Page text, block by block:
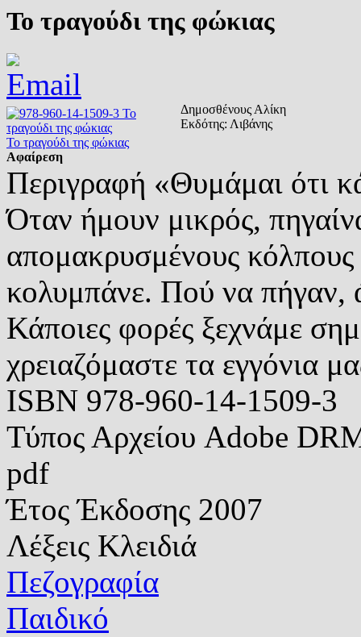
Το τραγούδι της φώκιας
Το τραγούδι της φώκιας
Αφαίρεση
Δημοσθένους Αλίκη
Εκδότης:Λιβάνης
Περιγραφή «Θυμάμαι ότι
Όταν ήμουν μικρός,
απομακρυσμένους κόλπους
κολυμπάνε. Πού να πήγαν,
Κάποιες φορές ξεχνάμε
χρειαζόμαστε τα εγγόνια
ISBN 978-960-14-1509-3
Τύπος Αρχείου Adobe
pdf
Έτος Έκδοσης 2007
Λέξεις Κλειδιά
Πεζογραφία
Παιδικό